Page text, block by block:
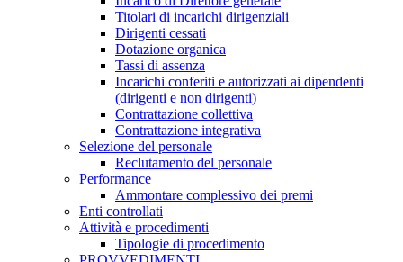
Titolari di incarichi dirigenziali
Dirigenti cessati
Dotazione organica
Tassi di assenza
Incarichi conferiti e autorizzati ai dipendenti
(dirigenti e non dirigenti)
Contrattazione collettiva
Contrattazione integrativa
Selezione del personale
Reclutamento del personale
Performance
Ammontare complessivo dei premi
Enti controllati
Attività e procedimenti
Tipologie di procedimento